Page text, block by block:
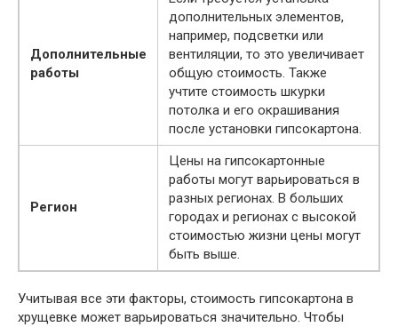
Дополнительные
работы
дополнительных элементов,
например, подсветки или
вентиляции, то это увеличивает
общую стоимость. Также
учтите стоимость шкурки
потолка и его окрашивания
после установки гипсокартона.
Регион
Цены на гипсокартонные
работы могут варьироваться в
разных регионах. В больших
городах и регионах с высокой
стоимостью жизни цены могут
быть выше.
Учитывая все эти факторы, стоимость гипсокартона в
хрущевке может варьироваться значительно. Чтобы